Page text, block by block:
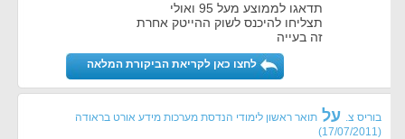
תדאגו לממוצע מעל 95 ואולי
תצליחו להיכנס לשוק ההייטק אחרת
זה בעייה
לחצו כאן לקריאת הביקורת המלאה
בוריס צ. על תואר ראשון לימודי הנדסת מערכות מידע אורט בראודה
(
17/07/2011
)